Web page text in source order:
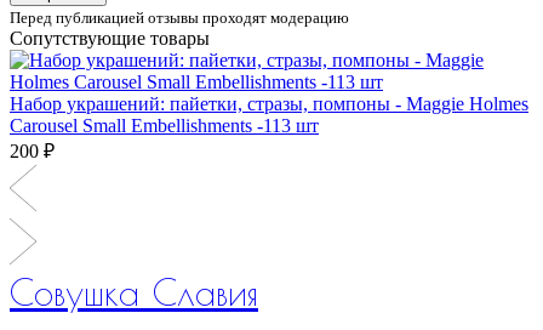
Перед публикацией отзывы проходят модерацию
Сопутствующие товары
Набор украшений: пайетки, стразы, помпоны - Maggie Holmes
Carousel Small Embellishments -113 шт
200 ₽
Совушка Славия